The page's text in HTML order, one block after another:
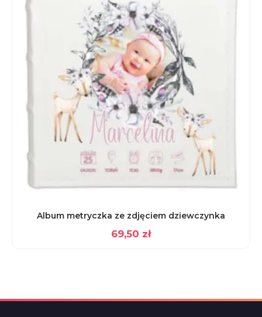
Album metryczka ze zdjęciem dziewczynka
69,50 zł